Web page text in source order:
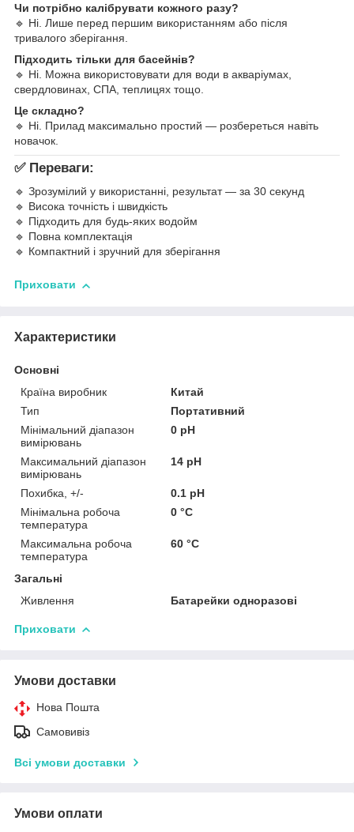
Чи потрібно калібрувати кожного разу?
🔹 Ні. Лише перед першим використанням або після
тривалого зберігання.
Підходить тільки для басейнів?
🔹 Ні. Можна використовувати для води в акваріумах,
свердловинах, СПА, теплицях тощо.
Це складно?
🔹 Ні. Прилад максимально простий — розбереться навіть
новачок.
✅ Переваги:
🔹 Зрозумілий у використанні, результат — за 30 секунд
🔹 Висока точність і швидкість
🔹 Підходить для будь-яких водойм
🔹 Повна комплектація
🔹 Компактний і зручний для зберігання
Приховати
Характеристики
Основні
Країна виробник
Китай
Тип
Портативний
Мінімальний діапазон
вимірювань
0 pH
Максимальний діапазон
вимірювань
14 pH
Похибка, +/-
0.1 pH
Мінімальна робоча
температура
0 °С
Максимальна робоча
температура
60 °С
Загальні
Живлення
Батарейки одноразові
Приховати
Умови доставки
Нова Пошта
Самовивіз
Всі умови доставки
Умови оплати